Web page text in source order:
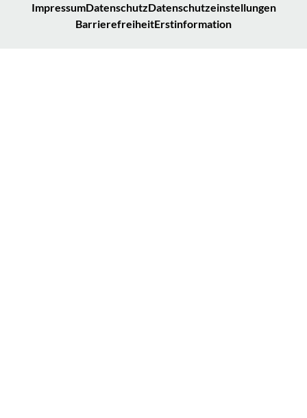
ImpressumDatenschutzDatenschutzeinstellungen
BarrierefreiheitErstinformation